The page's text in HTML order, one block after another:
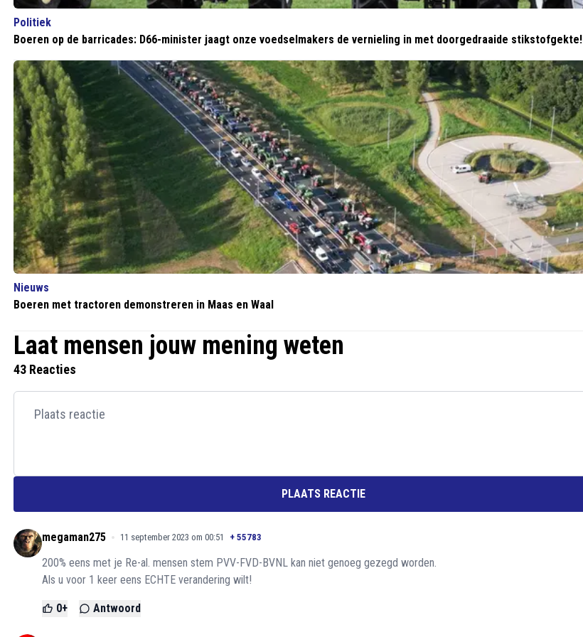
Politiek
Boeren op de barricades: D66-minister jaagt onze voedselmakers de vernieling in met doorgedraaide stikstofgekte!
Nieuws
Boeren met tractoren demonstreren in Maas en Waal
Laat mensen jouw mening weten
43 Reacties
PLAATS REACTIE
megaman275 11 september 2023 om 00:51 + 55783
200% eens met je Re-al. mensen stem PVV-FVD-BVNL kan niet genoeg gezegd worden.
Als u voor 1 keer eens ECHTE verandering wilt!
0+ Antwoord